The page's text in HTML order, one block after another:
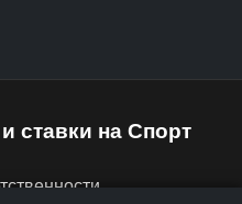
ставки на Спорт